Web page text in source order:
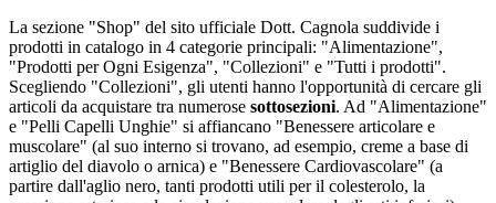
La sezione "Shop" del sito ufficiale Dott. Cagnola suddivide i
prodotti in catalogo in 4 categorie principali: "Alimentazione",
"Prodotti per Ogni Esigenza", "Collezioni" e "Tutti i prodotti".
Scegliendo "Collezioni", gli utenti hanno l'opportunità di cercare gli
articoli da acquistare tra numerose sottosezioni. Ad "Alimentazione"
e "Pelli Capelli Unghie" si affiancano "Benessere articolare e
muscolare" (al suo interno si trovano, ad esempio, creme a base di
artiglio del diavolo o arnica) e "Benessere Cardiovascolare" (a
partire dall'aglio nero, tanti prodotti utili per il colesterolo, la